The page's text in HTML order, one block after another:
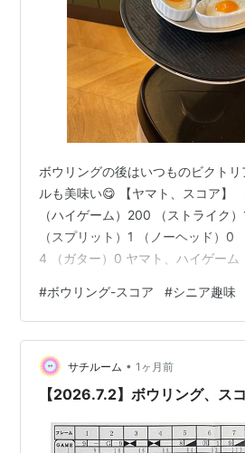
ボウリングの後はいつものビクト
ルも美味い😋 【ヤマト、スコア】
（ハイゲーム）200 （ストライク
（スプリット）1 （ノーヘッド）0
4 （ガター）0 ヤマト、ハイゲーム
156 （ストライク）5 （スペアー）
（ノーヘッド）6 （オープンフレ
サチはオープンフレームが「16」
取るのがやっぱり難しいですね😢
市内、Aボウリング場 【自己紹介】
#ボウリング-スコア #シニア趣味
サチルーム • 1ヶ月前
【2026.7.2】ボウリング、ス